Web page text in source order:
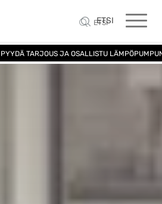
ETSI
ETSI
PYYDÄ TARJOUS JA OSALLISTU